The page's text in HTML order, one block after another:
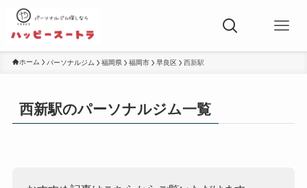
ホーム パーソナルジム 福岡県 福岡市 早良区 西新駅
西新駅のパーソナルジム一覧